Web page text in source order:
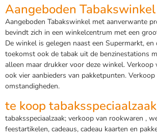
Aangeboden Tabakswinkel
Aangeboden Tabakswinkel met aanverwante
bevindt zich in een winkelcentrum met een
De winkel is gelegen naast een Supermarkt, en
toekomst ook de tabak uit de benzinestations
alleen maar drukker voor deze winkel. Verkoop
ook vier aanbieders van pakketpunten.
omstandigheden.
te koop tabaksspeciaalzaak
tabaksspeciaalzaak; verkoop van rookwaren ,
feestartikelen, cadeaus, cadeau kaarten en